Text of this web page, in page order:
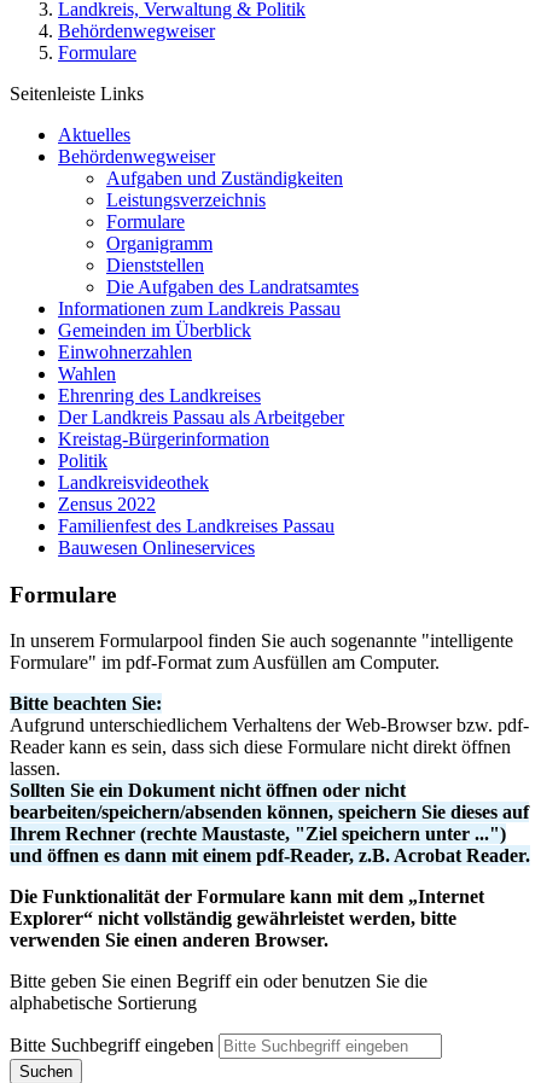
Landkreis, Verwaltung & Politik
Behördenwegweiser
Formulare
Seitenleiste Links
Aktuelles
Behördenwegweiser
Aufgaben und Zuständigkeiten
Leistungsverzeichnis
Formulare
Organigramm
Dienststellen
Die Aufgaben des Landratsamtes
Informationen zum Landkreis Passau
Gemeinden im Überblick
Einwohnerzahlen
Wahlen
Ehrenring des Landkreises
Der Landkreis Passau als Arbeitgeber
Kreistag-Bürgerinformation
Politik
Landkreisvideothek
Zensus 2022
Familienfest des Landkreises Passau
Bauwesen Onlineservices
Formulare
In unserem Formularpool finden Sie auch sogenannte "intelligente
Formulare" im pdf-Format zum Ausfüllen am Computer.
Bitte beachten Sie:
Aufgrund unterschiedlichem Verhaltens der Web-Browser bzw. pdf-
Reader kann es sein, dass sich diese Formulare nicht direkt öffnen
lassen.
Sollten Sie ein Dokument nicht öffnen oder nicht
bearbeiten/speichern/absenden können, speichern Sie dieses auf
Ihrem Rechner (rechte Maustaste, "Ziel speichern unter ...")
und öffnen es dann mit einem pdf-Reader, z.B. Acrobat Reader.
Die Funktionalität der Formulare kann mit dem „Internet
Explorer“ nicht vollständig gewährleistet werden, bitte
verwenden Sie einen anderen Browser.
Bitte geben Sie einen Begriff ein oder benutzen Sie die
alphabetische Sortierung
Bitte Suchbegriff eingeben
Suchen